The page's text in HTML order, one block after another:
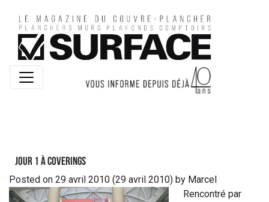
Jour 1 à Coverings
Posted on 29 avril 2010 (29 avril 2010) by Marcel
Rencontré par